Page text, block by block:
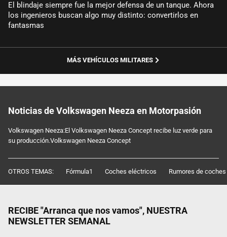
El blindaje siempre fue la mejor defensa de un tanque. Ahora
los ingenieros buscan algo muy distinto: convertirlos en
fantasmas
MÁS VEHÍCULOS MILITARES
Noticias de Volkswagen Neeza en Motorpasión
Volkswagen Neeza:El Volkswagen Neeza Concept recibe luz verde para
su producción.Volkswagen Neeza Concept
OTROS TEMAS: Fórmula1 Coches eléctricos Rumores de coches
RECIBE "Arranca que nos vamos", NUESTRA
NEWSLETTER SEMANAL